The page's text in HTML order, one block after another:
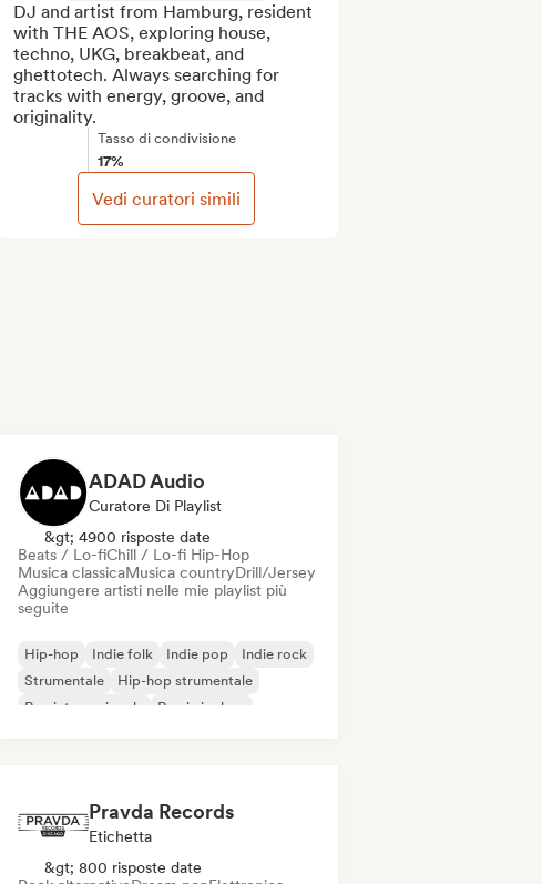
DJ and artist from Hamburg, resident
with THE AOS, exploring house,
techno, UKG, breakbeat, and
ghettotech. Always searching for
tracks with energy, groove, and
originality.
Tasso di condivisione
17%
Vedi curatori simili
ADAD Audio
Curatore Di Playlist
&gt; 4900 risposte date
Beats / Lo-fiChill / Lo-fi Hip-Hop
Musica classicaMusica countryDrill/Jersey
Aggiungere artisti nelle mie playlist più
seguite
Hip-hop Indie folk Indie pop
Indie rock
Strumentale
Hip-hop strumentale
Rap internazionale
Rap in inglese
Pravda Records
Etichetta
&gt; 800 risposte date